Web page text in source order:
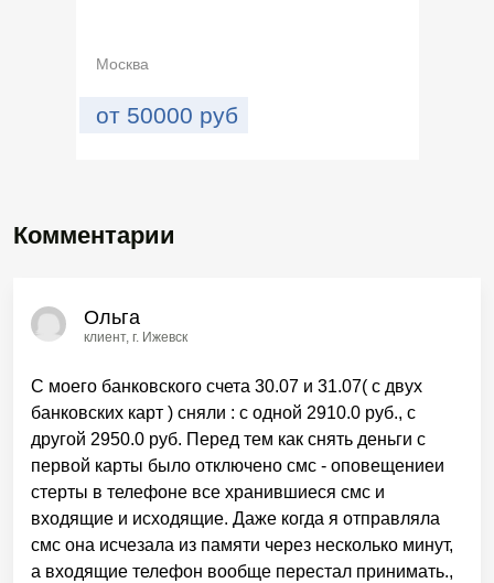
Москва
от 50000 руб
Комментарии
Ольга
клиент, г. Ижевск
С моего банковского счета 30.07 и 31.07( с двух
банковских карт ) сняли : с одной 2910.0 руб., с
другой 2950.0 руб. Перед тем как снять деньги с
первой карты было отключено смс - оповещениеи
стерты в телефоне все хранившиеся смс и
входящие и исходящие. Даже когда я отправляла
смс она исчезала из памяти через несколько минут,
а входящие телефон вообще перестал принимать.,